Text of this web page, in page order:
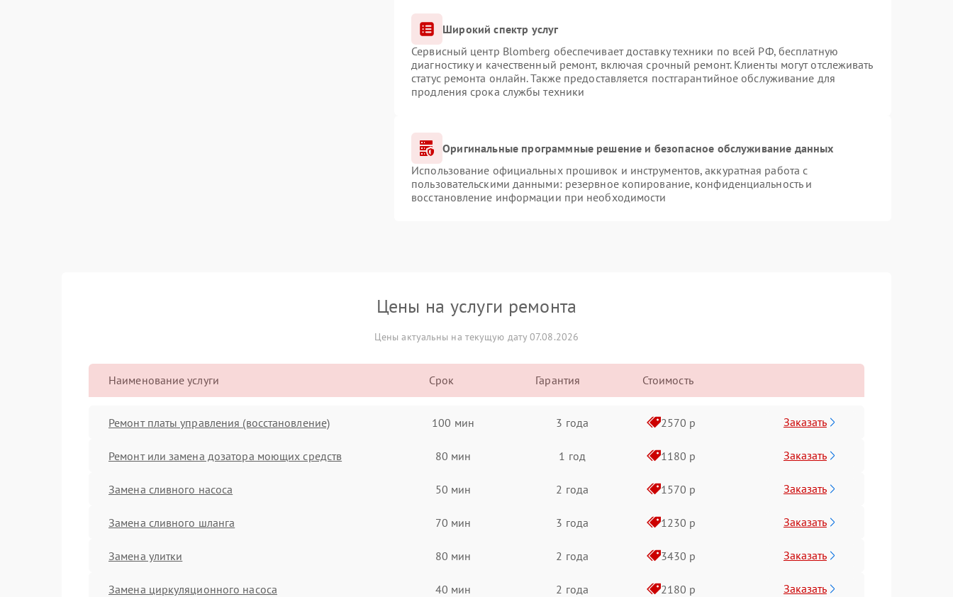
Широкий спектр услуг
Сервисный центр Blomberg обеспечивает доставку техники по всей РФ, бесплатную
диагностику и качественный ремонт, включая срочный ремонт. Клиенты могут отслеживать
статус ремонта онлайн. Также предоставляется постгарантийное обслуживание для
продления срока службы техники
Оригинальные программные решение и безопасное обслуживание данных
Использование официальных прошивок и инструментов, аккуратная работа с
пользовательскими данными: резервное копирование, конфиденциальность и
восстановление информации при необходимости
Цены на услуги ремонта
Цены актуальны на текущую дату 07.08.2026
Наименование услуги Срок Гарантия Стоимость
Ремонт платы управления (восстановление) 100 мин 3 года 2570 р Заказать
Ремонт или замена дозатора моющих средств 80 мин 1 год 1180 р Заказать
Замена сливного насоса 50 мин 2 года 1570 р Заказать
Замена сливного шланга 70 мин 3 года 1230 р Заказать
Замена улитки 80 мин 2 года 3430 р Заказать
Замена циркуляционного насоса 40 мин 2 года 2180 р Заказать